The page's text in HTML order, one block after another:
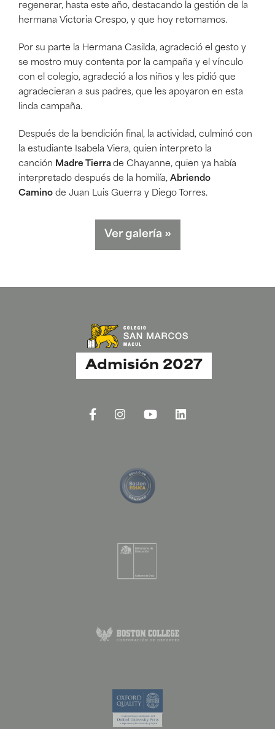
regenerar, hasta este año, destacando la gestión de la
hermana Victoria Crespo, y que hoy retomamos.
Por su parte la Hermana Casilda, agradeció el gesto y
se mostro muy contenta por la campaña y el vínculo
con el colegio, agradeció a los niños y les pidió que
agradecieran a sus padres, que les apoyaron en esta
linda campaña.
Después de la bendición final, la actividad, culminó con
la estudiante Isabela Viera, quien interpreto la
canción Madre Tierra de Chayanne, quien ya había
interpretado después de la homilía, Abriendo
Camino de Juan Luis Guerra y Diego Torres.
Ver galería »
Admisión 2027